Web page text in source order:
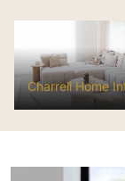
Charrell Home